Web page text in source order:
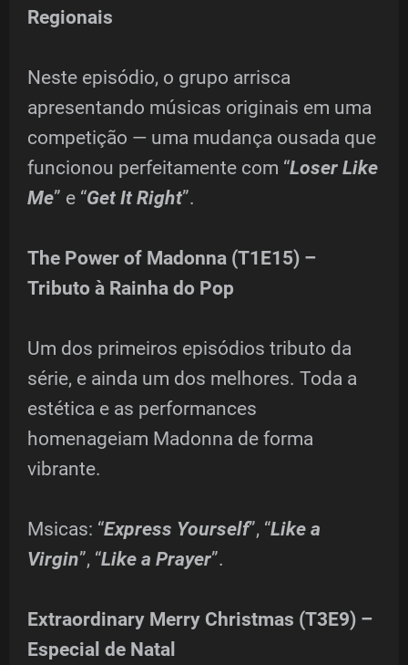
Regionais
Neste episódio, o grupo arrisca
apresentando músicas originais em uma
competição — uma mudança ousada que
funcionou perfeitamente com “Loser Like
Me” e “Get It Right”.
The Power of Madonna (T1E15) –
Tributo à Rainha do Pop
Um dos primeiros episódios tributo da
série, e ainda um dos melhores. Toda a
estética e as performances
homenageiam Madonna de forma
vibrante.
Msicas: “Express Yourself”, “Like a
Virgin”, “Like a Prayer”.
Extraordinary Merry Christmas (T3E9) –
Especial de Natal